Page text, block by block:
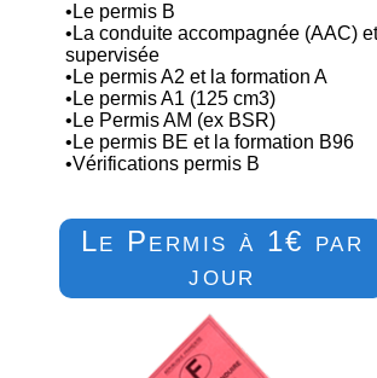
• Le permis B
• La conduite accompagnée (AAC) et
supervisée
• Le permis A2 et la formation A
• Le permis A1 (125 cm3)
• Le Permis AM (ex BSR)
• Le permis BE et la formation B96
•Vérifications permis B
Le Permis à 1€ par
jour